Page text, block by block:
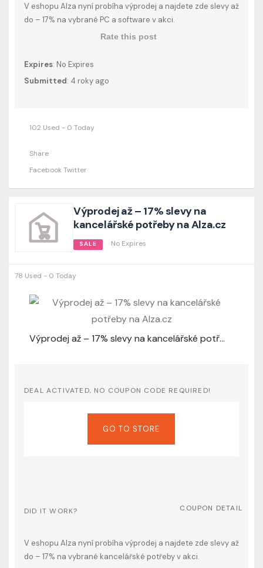
V eshopu Alza nyní probíha výprodej a najdete zde slevy až
do – 17% na vybrané PC a software v akci.
Rate this post
Expires: No Expires
Submitted: 4 roky ago
102 Used - 0 Today
Share
FacebookTwitter
Výprodej až – 17% slevy na
kancelářské potřeby na Alza.cz
SALE No Expires
78 Used - 0 Today
Výprodej až – 17% slevy na kancelářské potřeby na Alza.cz
DEAL ACTIVATED, NO COUPON CODE REQUIRED!
GO TO STORE
DID IT WORK? COUPON DETAIL
V eshopu Alza nyní probíha výprodej a najdete zde slevy až
do – 17% na vybrané kancelářské potřeby v akci.